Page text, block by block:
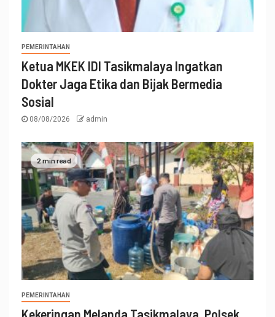
PEMERINTAHAN
Ketua MKEK IDI Tasikmalaya Ingatkan
Dokter Jaga Etika dan Bijak Bermedia
Sosial
08/08/2026 admin
2 min read
PEMERINTAHAN
Kekeringan Melanda Tasikmalaya, Polsek